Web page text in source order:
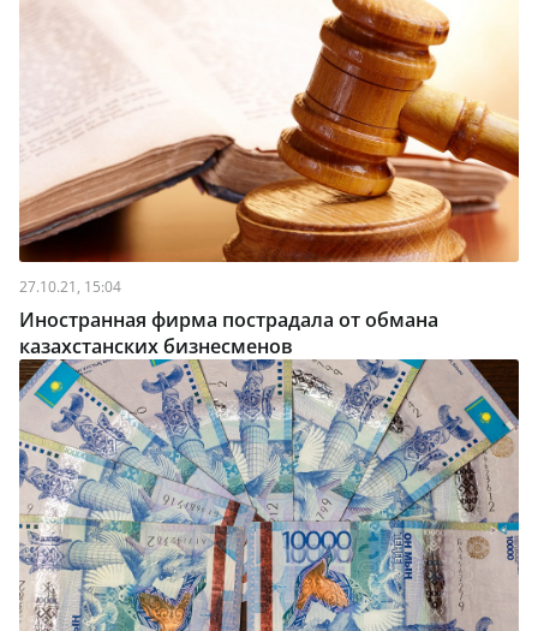
27.10.21, 15:04
Иностранная фирма пострадала от обмана
казахстанских бизнесменов